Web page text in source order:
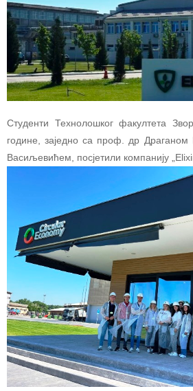
Студенти Технолошког факултета
године, заједно са проф. др
Васиљевићем, посјетили компанију